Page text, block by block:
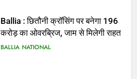
Ballia : छितौनी क्रॉसिंग पर बनेगा 196
करोड़ का ओवरब्रिज, जाम से मिलेगी राहत
BALLIA NATIONAL